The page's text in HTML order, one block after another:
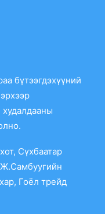
бүтээгдэхүүний
худалдааны
Сүхбаатар
Ж.Самбуугийн
Гоёл трейд